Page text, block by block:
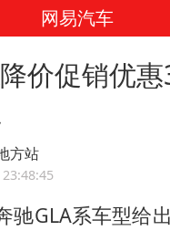
网易汽车
价促销优
方站
驰GLA系车型给